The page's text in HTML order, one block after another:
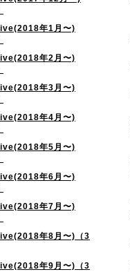
年1月〜)
年2月〜)
年3月〜)
年4月〜)
年5月〜)
年6月〜)
年7月〜)
年8月〜)（3
年9月〜)（3